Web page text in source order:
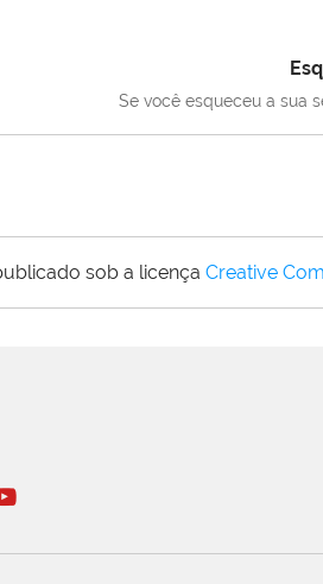
Se você esqueceu a sua
sob a licença Creative